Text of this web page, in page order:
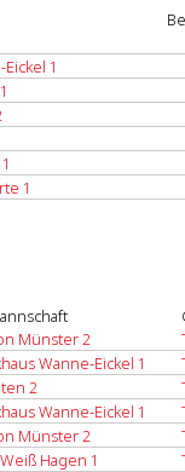
1
1
Münster 2
Wanne-Eickel 1
2
Wanne-Eickel 1
Münster 2
Hagen 1